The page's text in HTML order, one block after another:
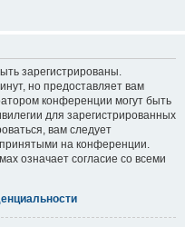
зарегистрированы.
но предоставляет вам
конференции могут быть
для зарегистрированных
вам следует
на конференции.
означает согласие со всеми